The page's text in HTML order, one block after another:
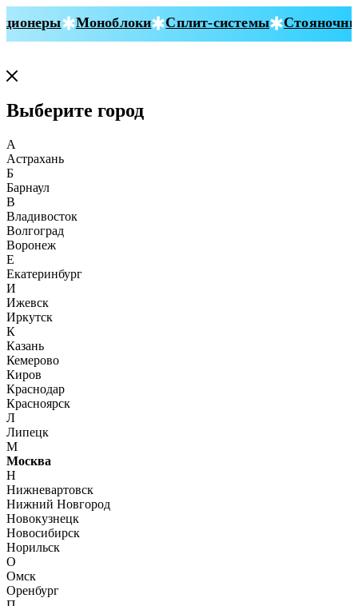
Моноблоки Сплит-системы Стояночные
Выберите город
А
Астрахань
Б
Барнаул
В
Владивосток
Волгоград
Воронеж
Е
Екатеринбург
И
Ижевск
Иркутск
К
Казань
Кемерово
Киров
Краснодар
Красноярск
Л
Липецк
М
Москва
Н
Нижневартовск
Нижний Новгород
Новокузнецк
Новосибирск
Норильск
О
Омск
Оренбург